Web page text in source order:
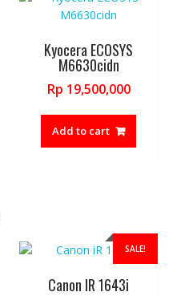
Kyocera ECOSYS
M6630cidn
Rp 19,500,000
Add to cart
SALE!
Canon IR 1643i